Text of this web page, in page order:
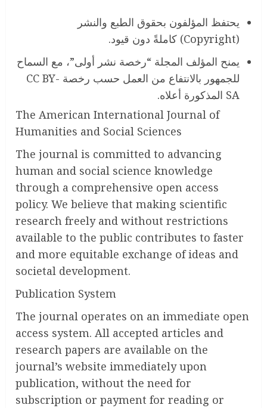
يحتفظ المؤلفون بحقوق الطبع والنشر
(Copyright) كاملةً دون قيود.
يمنح المؤلف المجلة “رخصة نشر أولى”، مع السماح
للجمهور بالانتفاع من العمل حسب رخصة CC BY-
SA المذكورة أعلاه.
The American International Journal of
Humanities and Social Sciences
The journal is committed to advancing
human and social science knowledge
through a comprehensive open access
policy. We believe that making scientific
research freely and without restrictions
available to the public contributes to faster
and more equitable exchange of ideas and
societal development.
Publication System
The journal operates on an immediate open
access system. All accepted articles and
research papers are available on the
journal’s website immediately upon
publication, without the need for
subscription or payment for reading or